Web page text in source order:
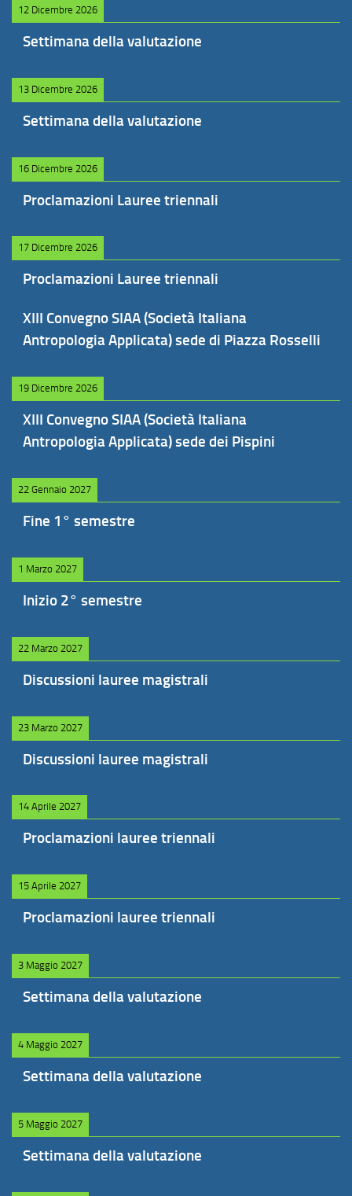
12 Dicembre 2026
Settimana della valutazione
13 Dicembre 2026
Settimana della valutazione
16 Dicembre 2026
Proclamazioni Lauree triennali
17 Dicembre 2026
Proclamazioni Lauree triennali
XIII Convegno SIAA (Società Italiana
Antropologia Applicata) sede di Piazza Rosselli
19 Dicembre 2026
XIII Convegno SIAA (Società Italiana
Antropologia Applicata) sede dei Pispini
22 Gennaio 2027
Fine 1° semestre
1 Marzo 2027
Inizio 2° semestre
22 Marzo 2027
Discussioni lauree magistrali
23 Marzo 2027
Discussioni lauree magistrali
14 Aprile 2027
Proclamazioni lauree triennali
15 Aprile 2027
Proclamazioni lauree triennali
3 Maggio 2027
Settimana della valutazione
4 Maggio 2027
Settimana della valutazione
5 Maggio 2027
Settimana della valutazione